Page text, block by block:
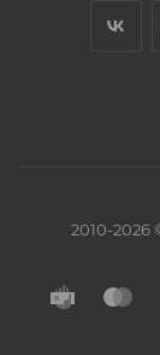
2010-